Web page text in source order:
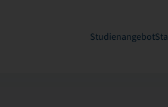
Studienangebot